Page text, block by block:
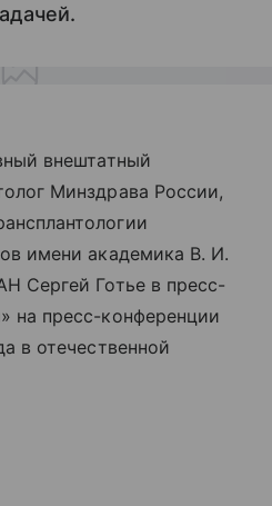
внештатный
Минздрава России,
имени академика В. И.
Сергей Готье в пресс-
на пресс-конференции
в отечественной